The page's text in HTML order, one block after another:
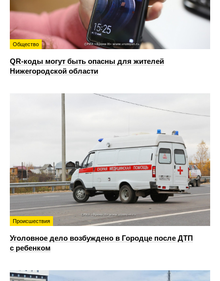
Общество
QR-коды могут быть опасны для жителей
Нижегородской области
Происшествия
Уголовное дело возбуждено в Городце после ДТП
с ребенком